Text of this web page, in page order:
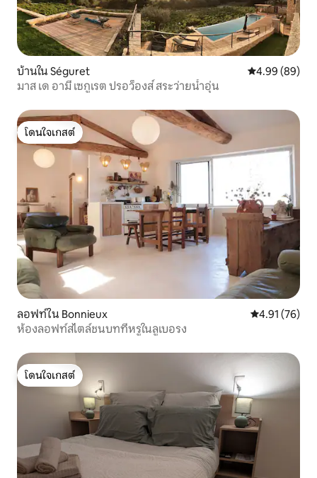
บ้านใน Séguret คะแนนเฉลี่ย
4.99 (89)
มาส เด อามี เซกูเรต ปรอว็องส์ สระว่ายน้ำอุ่น
โดนใจเกสต์
โดนใจเกสต์
ลอฟท์ใน Bonnieux คะแนนเฉลี่ย
4.91 (76)
ห้องลอฟท์สไตล์ชนบทที่หรูในลูเบอรง
โดนใจเกสต์
โดนใจเกสต์